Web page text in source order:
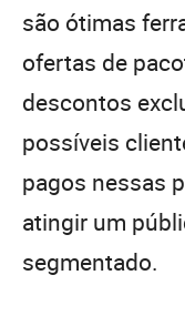
são ótimas
ofertas de
descontos
possíveis
pagos nessas
atingir um
segmentado.